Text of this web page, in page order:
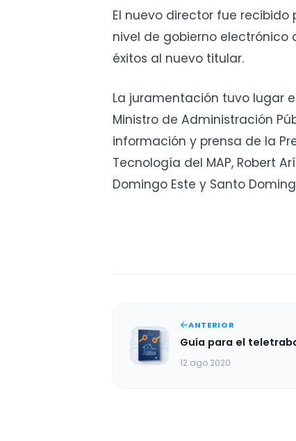
El nuevo director fue
nivel de gobierno electrónico
éxitos al nuevo titular.
La juramentación tuvo lugar
Ministro de Administración
información y prensa de la
Tecnología del MAP, Robert
Domingo Este y Santo
ANTERIOR
Guía para el
12 ago 2020